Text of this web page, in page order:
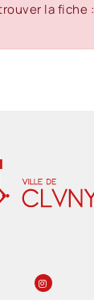
la fiche :